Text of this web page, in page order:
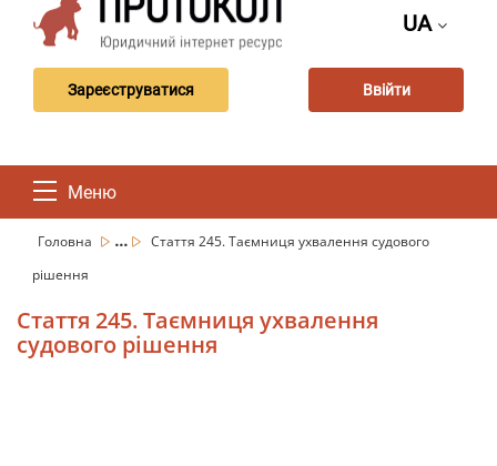
UA
Зареєструватися Ввійти
Меню
Головна ...
Стаття 245. Таємниця ухвалення судового
рішення
Стаття 245. Таємниця ухвалення
судового рішення